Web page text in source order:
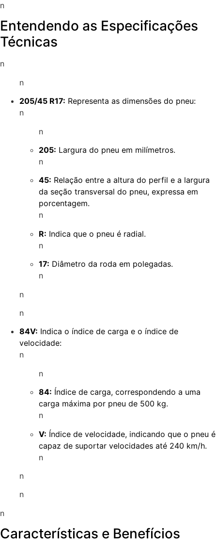
n
Entendendo as Especificações
Técnicas
n
n
205/45 R17: Representa as dimensões do pneu:
n
n
205: Largura do pneu em milímetros.
n
45: Relação entre a altura do perfil e a largura
da seção transversal do pneu, expressa em
porcentagem.
n
R: Indica que o pneu é radial.
n
17: Diâmetro da roda em polegadas.
n
n
n
84V: Indica o índice de carga e o índice de
velocidade:
n
n
84: Índice de carga, correspondendo a uma
carga máxima por pneu de 500 kg.
n
V: Índice de velocidade, indicando que o pneu é
capaz de suportar velocidades até 240 km/h.
n
n
n
n
Características e Benefícios